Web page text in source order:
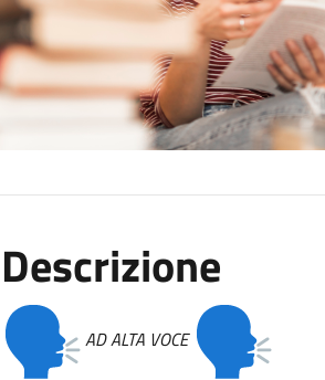
Descrizione
AD ALTA VOCE